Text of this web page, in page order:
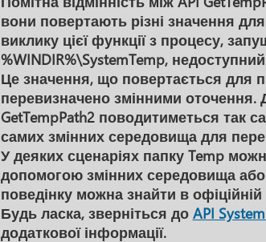
вони повертають різні значення для
виклику цієї функції з процесу,
%WINDIR%\SystemTemp,
Це значення, що повертається для
перевизначено змінними оточення.
GetTempPath2 поводитиметься так
самих змінних середовища для
У деяких сценаріях папку Temp
допомогою змінних середовища або
поведінку можна знайти в офіційній
Будь ласка, зверніться до API
додаткової інформації.